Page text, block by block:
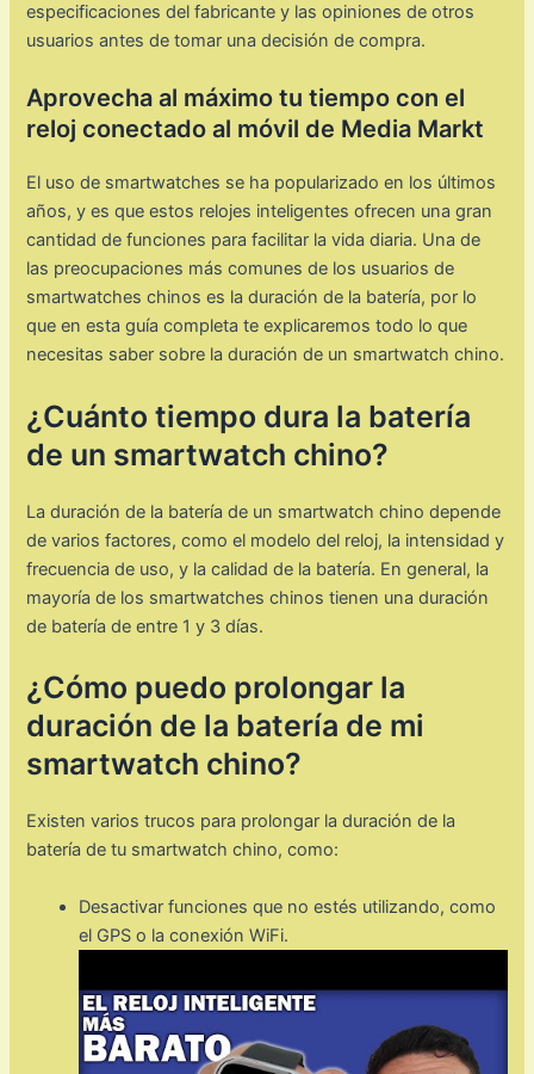
especificaciones del fabricante y las opiniones de otros
usuarios antes de tomar una decisión de compra.
Aprovecha al máximo tu tiempo con el
reloj conectado al móvil de Media Markt
El uso de smartwatches se ha popularizado en los últimos
años, y es que estos relojes inteligentes ofrecen una gran
cantidad de funciones para facilitar la vida diaria. Una de
las preocupaciones más comunes de los usuarios de
smartwatches chinos es la duración de la batería, por lo
que en esta guía completa te explicaremos todo lo que
necesitas saber sobre la duración de un smartwatch chino.
¿Cuánto tiempo dura la batería
de un smartwatch chino?
La duración de la batería de un smartwatch chino depende
de varios factores, como el modelo del reloj, la intensidad y
frecuencia de uso, y la calidad de la batería. En general, la
mayoría de los smartwatches chinos tienen una duración
de batería de entre 1 y 3 días.
¿Cómo puedo prolongar la
duración de la batería de mi
smartwatch chino?
Existen varios trucos para prolongar la duración de la
batería de tu smartwatch chino, como:
Desactivar funciones que no estés utilizando, como
el GPS o la conexión WiFi.